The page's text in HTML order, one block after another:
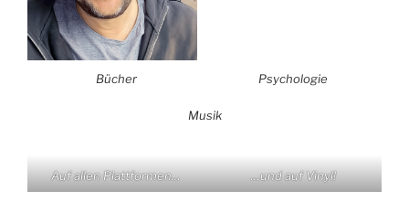
Bücher Psychologie
Musik
Auf allen Plattformen… …und auf Vinyl!